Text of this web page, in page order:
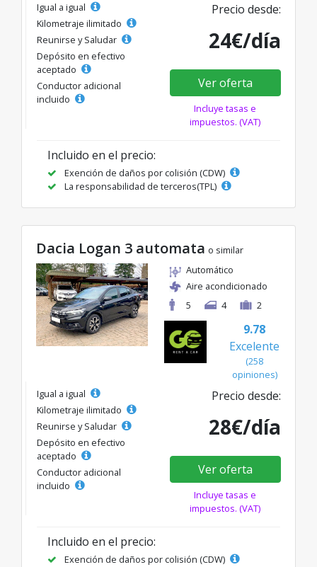
Igual a igual
Kilometraje ilimitado
Reunirse y Saludar
Depósito en efectivo
aceptado
Conductor adicional
incluido
Precio desde:
24€/día
Ver oferta
Incluye tasas e
impuestos. (VAT)
Incluido en el precio:
Exención de daños por colisión (CDW)
La responsabilidad de terceros(TPL)
Dacia Logan 3 automata o similar
Automático
Aire acondicionado
5
4 2
9.78
Excelente
(258
opiniones)
Igual a igual
Kilometraje ilimitado
Reunirse y Saludar
Depósito en efectivo
aceptado
Conductor adicional
incluido
Precio desde:
28€/día
Ver oferta
Incluye tasas e
impuestos. (VAT)
Incluido en el precio:
Exención de daños por colisión (CDW)